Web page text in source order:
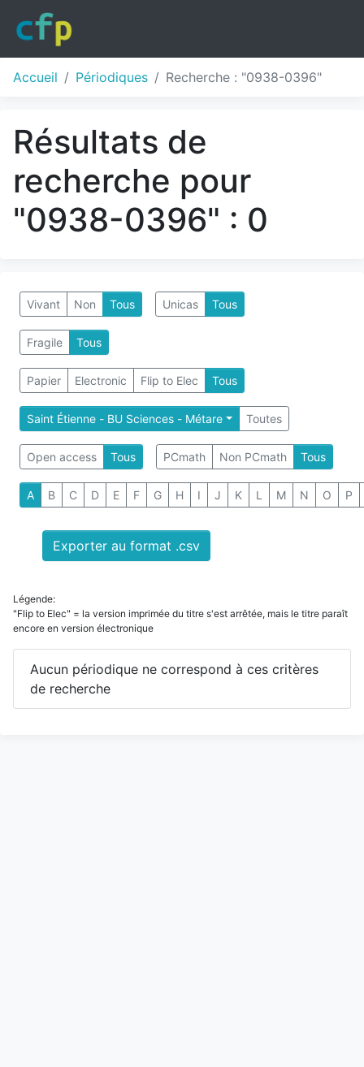
Accueil Périodiques Recherche : "0938-0396"
Résultats de
recherche pour
"0938-0396" : 0
Vivant Non Tous Unicas Tous
Fragile Tous
Papier Electronic Flip to Elec Tous
Saint Étienne - BU Sciences - Métare Toutes
Open access Tous PCmath Non PCmath Tous
A B C D E F G H I J K L M N O P
Exporter au format .csv
Légende:
"Flip to Elec" = la version imprimée du titre s'est arrêtée, mais le titre paraît
encore en version électronique
Aucun périodique ne correspond à ces critères
de recherche